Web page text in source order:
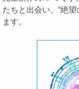
たちと出会い、“絶
ます。